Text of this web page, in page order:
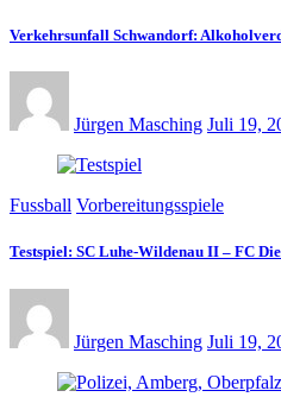
Verkehrsunfall Schwandorf:
Jürgen Masching Juli 19,
Fussball Vorbereitungsspiele
Testspiel: SC Luhe-Wildenau II – FC
Jürgen Masching Juli 19,